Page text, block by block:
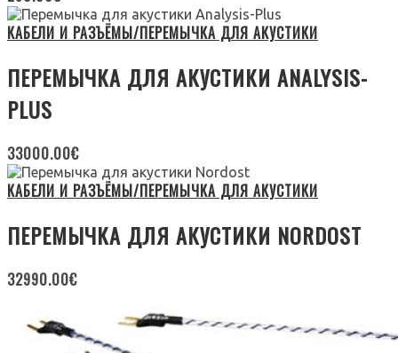
КАБЕЛИ И РАЗЪЁМЫ/ПЕРЕМЫЧКА ДЛЯ АКУСТИКИ
ПЕРЕМЫЧКА ДЛЯ АКУСТИКИ ANALYSIS-
PLUS
33000.00€
КАБЕЛИ И РАЗЪЁМЫ/ПЕРЕМЫЧКА ДЛЯ АКУСТИКИ
ПЕРЕМЫЧКА ДЛЯ АКУСТИКИ NORDOST
32990.00€